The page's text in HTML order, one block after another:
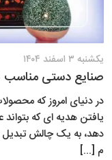
صنایع دستی
یکشنبه ۳ اسفند ۱۴۰۴
در دنیای امروز که
یافتن هدیه ای که
دهد، به یک چالش
م [...]